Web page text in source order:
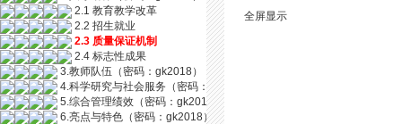
2.1 教育教学改革
2.2 招生就业
2.3 质量保证机制
2.4 标志性成果
3.教师队伍（密码：gk2018）
4.科学研究与社会服务（密码：gk2018）
5.综合管理绩效（密码：gk2018）
6.亮点与特色（密码：gk2018）
全屏显示